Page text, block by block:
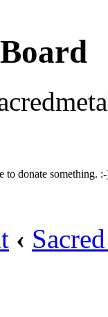
to donate something.
‹